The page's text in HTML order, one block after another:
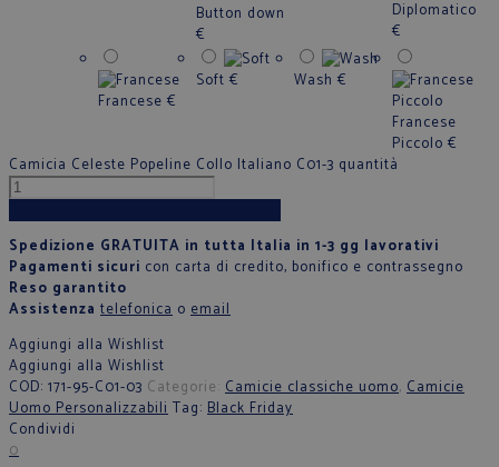
Button down
€
Diplomatico
€
Francese €
Soft € Wash €
Francese
Piccolo €
Camicia Celeste Popeline Collo Italiano C01-3 quantità
Spedizione GRATUITA in tutta Italia in 1-3 gg lavorativi
Pagamenti sicuri con carta di credito, bonifico e contrassegno
Reso garantito
Assistenza telefonica o email
Aggiungi alla Wishlist
Aggiungi alla Wishlist
COD: 171-95-C01-03 Categorie: Camicie classiche uomo, Camicie
Uomo PersonalizzabiliTag: Black Friday
Condividi
0